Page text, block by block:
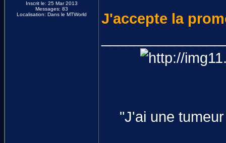
Inscrit le: 25 Mar 2013
Messages: 83
Localisation: Dans le MTWorld
J'accepte la
"J'ai une